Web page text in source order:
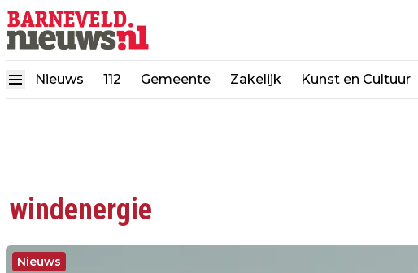
Nieuws 112 Gemeente Zakelijk Kunst en Cultuur
windenergie
Nieuws